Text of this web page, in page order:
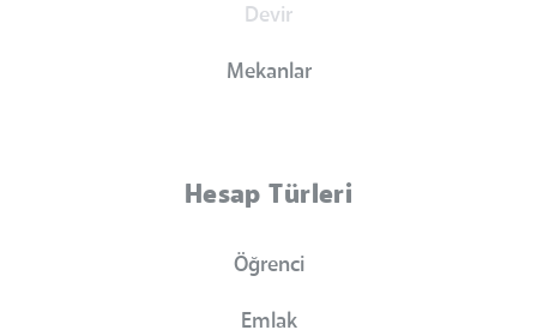
Devir
Mekanlar
Hesap Türleri
Öğrenci
Emlak